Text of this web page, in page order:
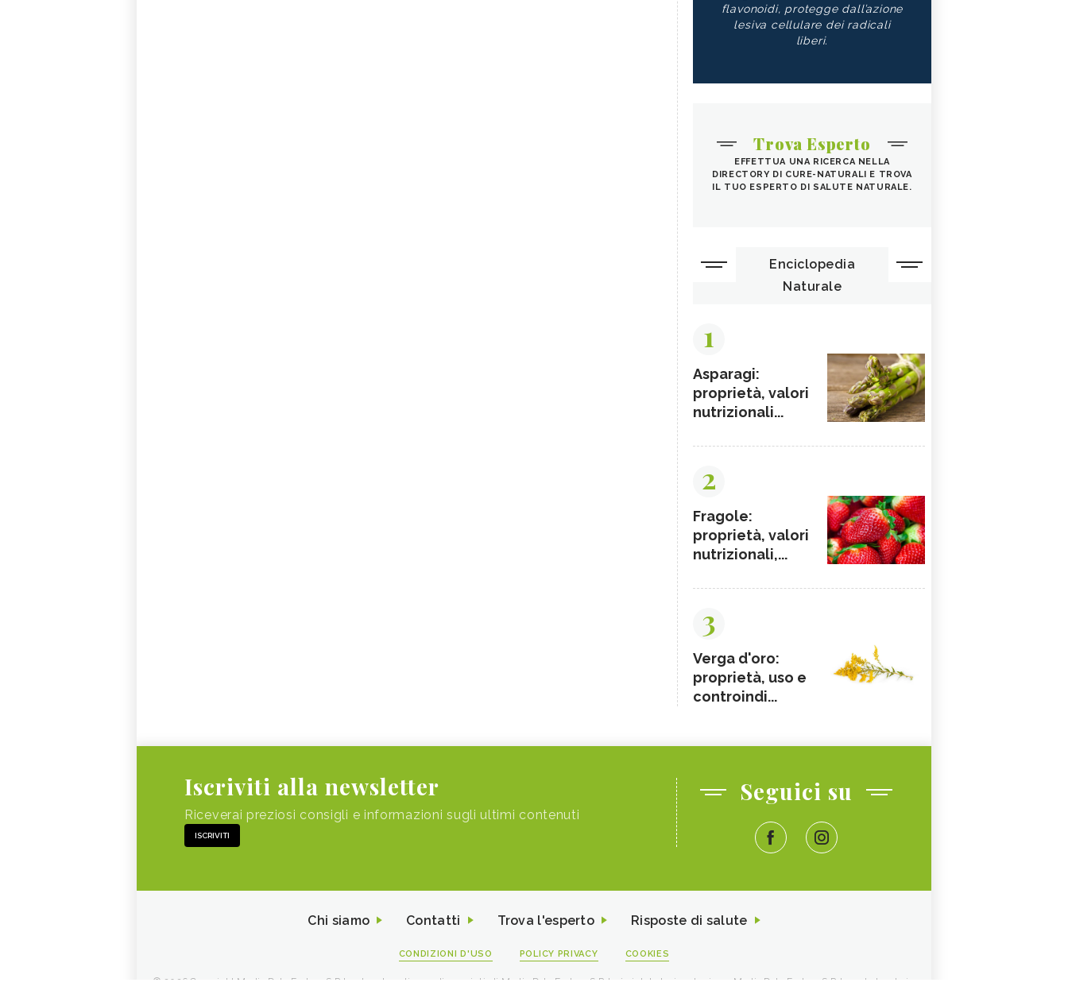
flavonoidi, protegge dall’azione
lesiva cellulare dei radicali
liberi.
Trova Esperto
EFFETTUA UNA RICERCA NELLA
DIRECTORY DI CURE-NATURALI E TROVA
IL TUO ESPERTO DI SALUTE NATURALE.
Enciclopedia
Naturale
1
Asparagi:
proprietà, valori
nutrizionali...
2
Fragole:
proprietà, valori
nutrizionali,...
3
Verga d'oro:
proprietà, uso e
controindi...
Iscriviti alla newsletter
Riceverai preziosi consigli e informazioni sugli ultimi contenuti
ISCRIVITI
Seguici su
Chi siamo Contatti Trova l'esperto Risposte di salute
CONDIZIONI D'USO POLICY PRIVACY COOKIES
© 2026 Copyright Media Data Factory S.R.L. - I contenuti sono di proprietà di Media Data Factory S.R.L, è vietata la riproduzione. Media Data Factory S.R.L. sede legale in